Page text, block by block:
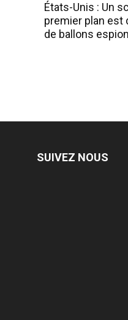
États-Unis : Un
premier plan est
de ballons
SUIVEZ NOUS